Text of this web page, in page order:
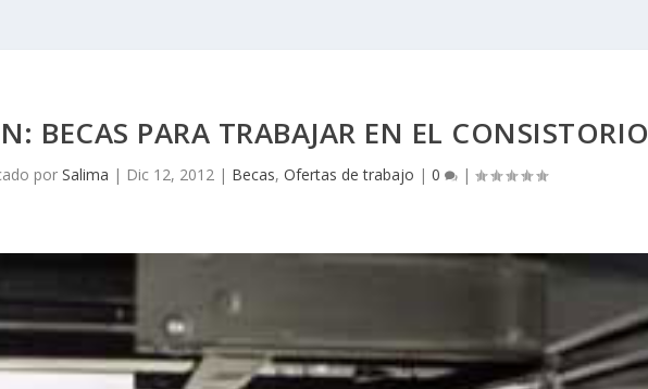
BECAS PARA TRABAJAR EN EL CONSISTORIO
porSalima | Dic 12, 2012 | Becas,Ofertas de trabajo |0 |